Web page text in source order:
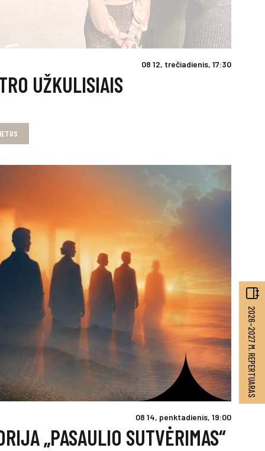
08 12, trečiadienis, 17:30
UŽKULISIAIS
08 14, penktadienis, 19:00
„PASAULIO SUTVĖRIMAS“
2026–2027 M. REPERTUARAS